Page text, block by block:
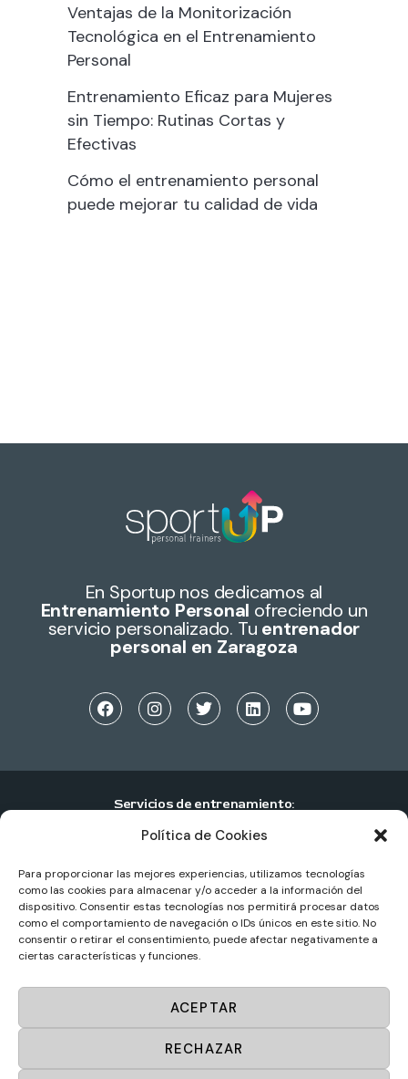
Política de Cookies
Para proporcionar las mejores experiencias, utilizamos tecnologías
como las cookies para almacenar y/o acceder a la información del
dispositivo. Consentir estas tecnologías nos permitirá procesar datos
como el comportamiento de navegación o IDs únicos en este sitio. No
consentir o retirar el consentimiento, puede afectar negativamente a
ciertas características y funciones.
ACEPTAR
RECHAZAR
Ventajas de la Monitorización
Tecnológica en el Entrenamiento
Personal
Entrenamiento Eficaz para Mujeres
sin Tiempo: Rutinas Cortas y
Efectivas
Cómo el entrenamiento personal
puede mejorar tu calidad de vida
En Sportup nos dedicamos al
Entrenamiento Personal ofreciendo un
servicio personalizado. Tu entrenador
personal en Zaragoza
Servicios de entrenamiento:
Entrenamiento personal individual
Entrenamiento personal en grupo
Centros de entrenamiento personal
Sportup© 2025. Todos los derechos reservados.
Diseño web porMasideas.es
Aviso Legal